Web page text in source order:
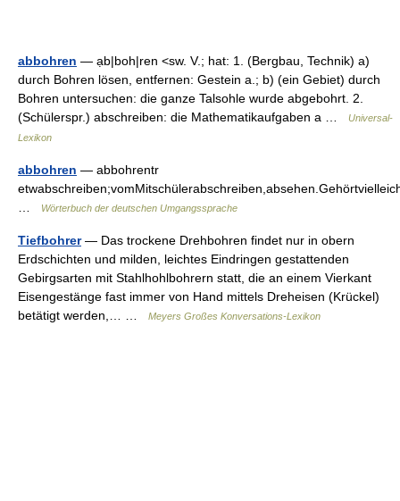
abbohren — ạb|boh|ren <sw. V.; hat: 1. (Bergbau, Technik) a)
durch Bohren lösen, entfernen: Gestein a.; b) (ein Gebiet) durch
Bohren untersuchen: die ganze Talsohle wurde abgebohrt. 2.
(Schülerspr.) abschreiben: die Mathematikaufgaben a …
Universal-
Lexikon
abbohren — abbohrentr
Wörterbuch der deutschen Umgangssprache
Tiefbohrer— Das trockene Drehbohren findet nur in obern
Erdschichten und milden, leichtes Eindringen gestattenden
Gebirgsarten mit Stahlhohlbohrern statt, die an einem Vierkant
Eisengestänge fast immer von Hand mittels Dreheisen (Krückel)
betätigt werden,… …
Meyers Großes Konversations-Lexikon